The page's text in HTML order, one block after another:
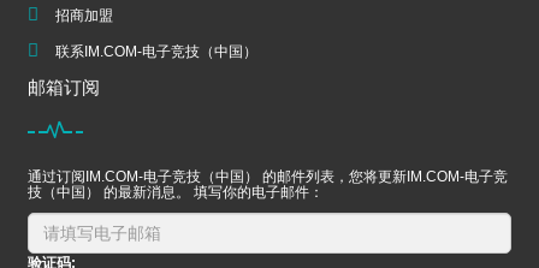
招商加盟
联系IM.COM-电子竞技（中国）
邮箱订阅
通过订阅IM.COM-电子竞技（中国） 的邮件列表，您将更新IM.COM-电子竞
技（中国） 的最新消息。 填写你的电子邮件：
验证码: